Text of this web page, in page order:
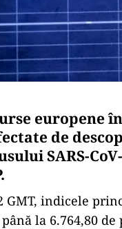
europene
de
SARS-
indicele
până la 6.764,80